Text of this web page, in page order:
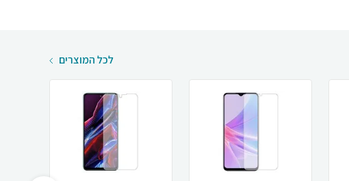
לכל המוצרים